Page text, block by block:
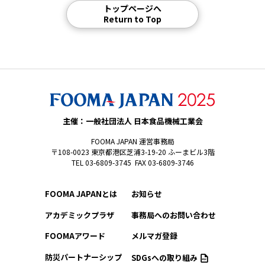
トップページへ
Return to Top
主催：一般社団法人 日本食品機械工業会
FOOMA JAPAN 運営事務局
〒108-0023 東京都港区芝浦3-19-20 ふーまビル3階
TEL 03-6809-3745 FAX 03-6809-3746
FOOMA JAPANとは
アカデミックプラザ
FOOMAアワード
防災パートナーシップ
お知らせ
事務局へのお問い合わせ
メルマガ登録
SDGsへの取り組み